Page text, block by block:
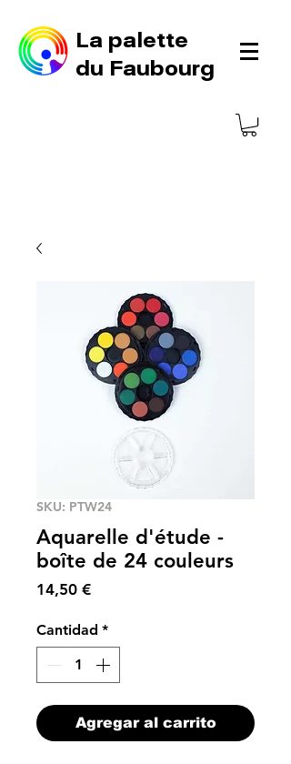
La palette
du Faubourg
SKU: PTW24
Aquarelle d'étude -
boîte de 24 couleurs
14,50 €Precio
Cantidad *
Agregar al carrito